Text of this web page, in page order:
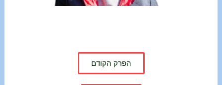
הפרק הקודם